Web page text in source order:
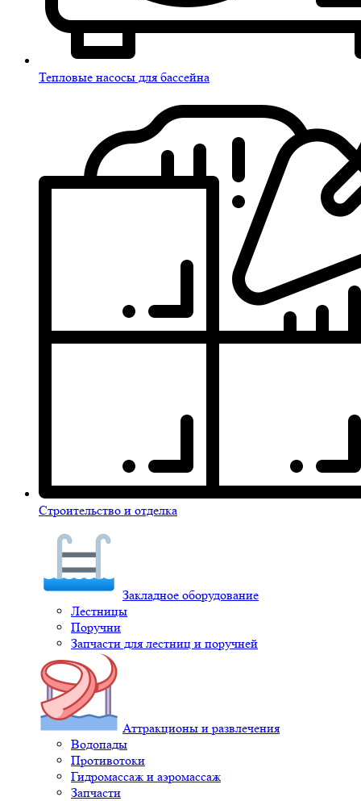
Тепловые насосы для бассейна
Строительство и отделка
Закладное оборудование
Лестницы
Поручни
Запчасти для лестниц и поручней
Аттракционы и развлечения
Водопады
Противотоки
Гидромассаж и аэромассаж
Запчасти